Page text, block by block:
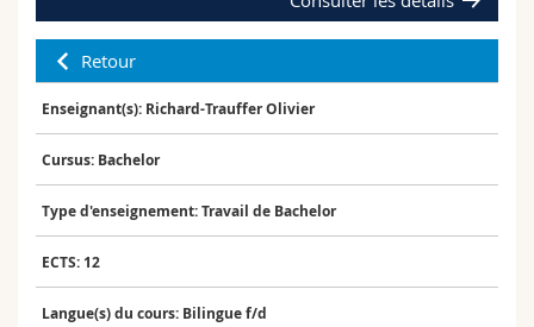
Sciences et médecine
Interfacultaire
Collaborateurs
Doctorants
Webmail
Programme des cours
Retour
Enseignant(s): Richard-Trauffer Olivier
Cursus: Bachelor
Type d'enseignement: Travail de Bachelor
ECTS: 12
Langue(s) du cours: Bilingue f/d